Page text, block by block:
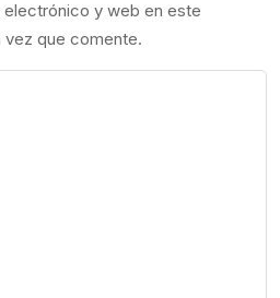
y web en este
vez que comente.